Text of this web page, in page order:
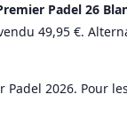
Padel 26
49,95 €.
2026. Pour